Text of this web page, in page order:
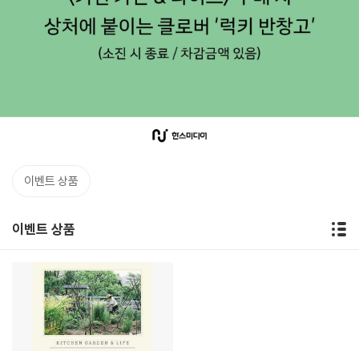
이벤트 상품
이벤트 상품